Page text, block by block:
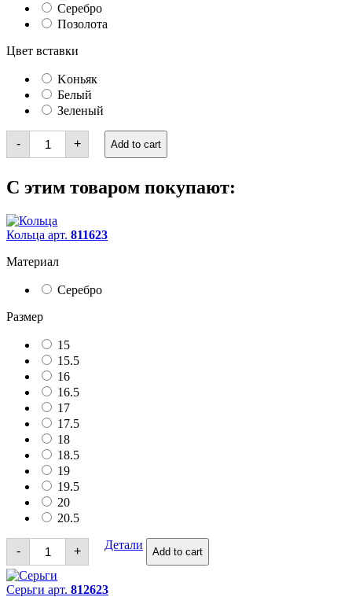
Серебро
Позолота
Цвет вставки
Kоньяк
Белый
Зеленый
-
Подвески
quantity
+ Add to cart
С этим товаром покупают:
Кольца арт. 811623
Материал
Серебро
Размер
15
15.5
16
16.5
17
17.5
18
18.5
19
19.5
20
20.5
-
Кольца
quantity
+ Детали
Add to cart
Серьги арт. 812623